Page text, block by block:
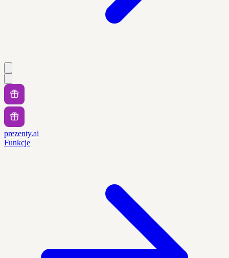
prezenty.ai
Funkcje